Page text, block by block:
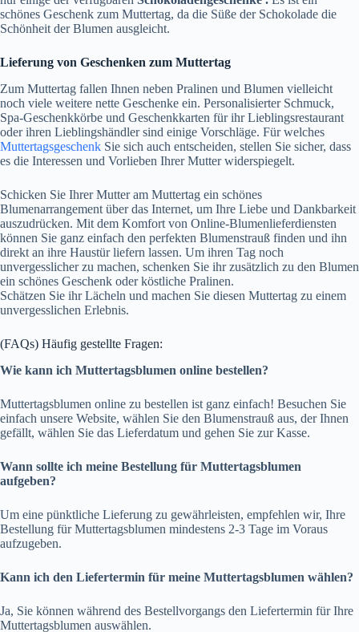
schönes Geschenk zum Muttertag, da die Süße der Schokolade die
Schönheit der Blumen ausgleicht.
Lieferung von Geschenken zum Muttertag
Zum Muttertag fallen Ihnen neben Pralinen und Blumen vielleicht
noch viele weitere nette Geschenke ein. Personalisierter Schmuck,
Spa-Geschenkkörbe und Geschenkkarten für ihr Lieblingsrestaurant
oder ihren Lieblingshändler sind einige Vorschläge. Für welches
Muttertagsgeschenk Sie sich auch entscheiden, stellen Sie sicher, dass
es die Interessen und Vorlieben Ihrer Mutter widerspiegelt.
Schicken Sie Ihrer Mutter am Muttertag ein schönes
Blumenarrangement über das Internet, um Ihre Liebe und Dankbarkeit
auszudrücken. Mit dem Komfort von Online-Blumenlieferdiensten
können Sie ganz einfach den perfekten Blumenstrauß finden und ihn
direkt an ihre Haustür liefern lassen. Um ihren Tag noch
unvergesslicher zu machen, schenken Sie ihr zusätzlich zu den Blumen
ein schönes Geschenk oder köstliche Pralinen.
Schätzen Sie ihr Lächeln und machen Sie diesen Muttertag zu einem
unvergesslichen Erlebnis.
(FAQs) Häufig gestellte Fragen:
Wie kann ich Muttertagsblumen online bestellen?
Muttertagsblumen online zu bestellen ist ganz einfach! Besuchen Sie
einfach unsere Website, wählen Sie den Blumenstrauß aus, der Ihnen
gefällt, wählen Sie das Lieferdatum und gehen Sie zur Kasse.
Wann sollte ich meine Bestellung für Muttertagsblumen
aufgeben?
Um eine pünktliche Lieferung zu gewährleisten, empfehlen wir, Ihre
Bestellung für Muttertagsblumen mindestens 2-3 Tage im Voraus
aufzugeben.
Kann ich den Liefertermin für meine Muttertagsblumen wählen?
Ja, Sie können während des Bestellvorgangs den Liefertermin für Ihre
Muttertagsblumen auswählen.